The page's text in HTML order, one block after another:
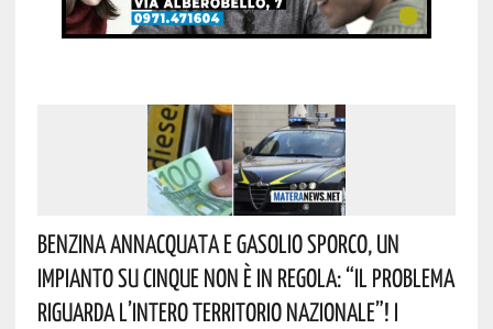
Benzina Annacquata E Gasolio Sporco, Un
Impianto Su Cinque Non È In Regola: “il Problema
Riguarda L’intero Territorio Nazionale”! I